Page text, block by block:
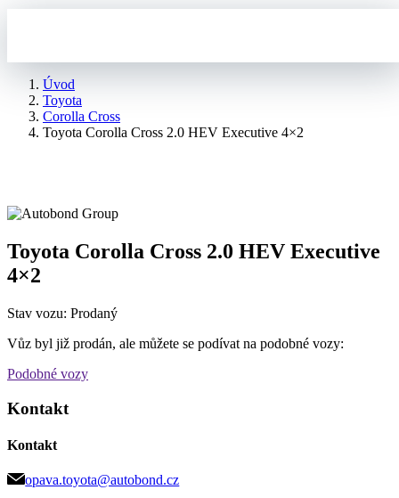
Úvod
Toyota
Corolla Cross
Toyota Corolla Cross 2.0 HEV Executive 4×2
Toyota Corolla Cross 2.0 HEV Executive
4×2
Stav vozu: Prodaný
Vůz byl již prodán, ale můžete se podívat na podobné vozy:
Podobné vozy
Kontakt
Kontakt
opava.toyota@autobond.cz